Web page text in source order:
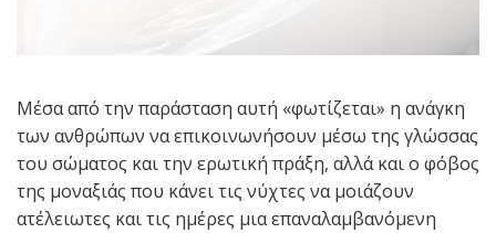
Μέσα από την παράσταση αυτή «φωτίζεται» η ανάγκη
των ανθρώπων να επικοινωνήσουν μέσω της γλώσσας
του σώματος και την ερωτική πράξη, αλλά και ο φόβος
της μοναξιάς που κάνει τις νύχτες να μοιάζουν
ατέλειωτες και τις ημέρες μια επαναλαμβανόμενη